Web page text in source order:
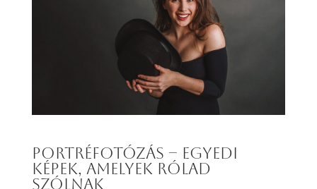
Portréfotózás – Egyedi
képek, amelyek rólad
szólnak